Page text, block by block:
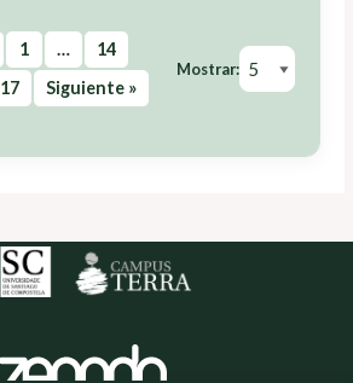
1 …
14
17 Siguiente »
Mostrar: